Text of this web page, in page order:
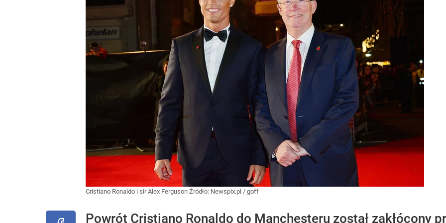
Cristiano Ronaldo i sir Alex Ferguson Źródło: Newspix.pl / goff
Powrót Cristiano Ronaldo do Manchesteru został zakłócony